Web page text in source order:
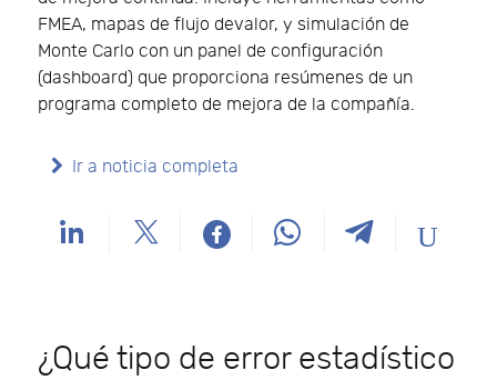
FMEA, mapas de flujo devalor, y simulación de
Monte Carlo con un panel de configuración
(dashboard) que proporciona resúmenes de un
programa completo de mejora de la compañía.
Ir a noticia completa
¿Qué tipo de error estadístico